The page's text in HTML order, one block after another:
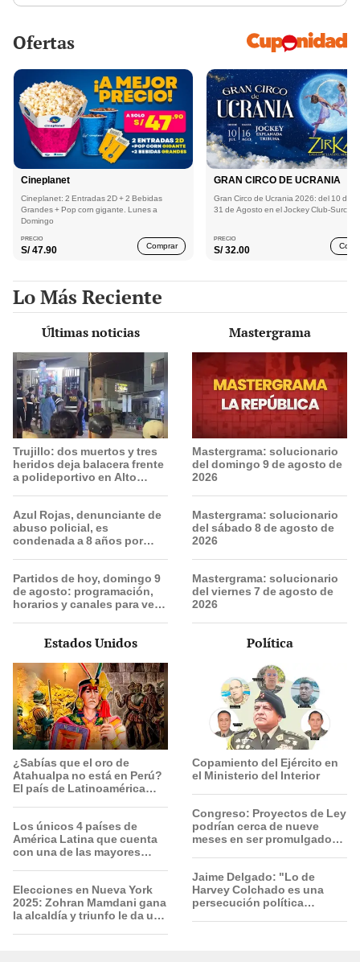
Ofertas
Cineplanet
Cineplanet: 2 Entradas 2D + 2 Bebidas
Grandes + Pop corn gigante. Lunes a
Domingo
PRECIO
S/47.90 Comprar
GRAN CIRCO DE UCRANIA
Gran Circo de Ucrania 2026: del 10 de
31 de Agosto en el Jockey Club-Surco
PRECIO
S/32.00
Lo Más Reciente
Últimas noticias
Trujillo: dos muertos y tres
heridos deja balacera frente
a polideportivo en Alto
Azul Rojas, denunciante de
abuso policial, es
condenada a 8 años por
Partidos de hoy, domingo 9
de agosto: programación,
horarios y canales para ver
Mastergrama
Mastergrama: solucionario
del domingo 9 de agosto de
2026
Mastergrama: solucionario
del sábado 8 de agosto de
2026
Mastergrama: solucionario
del viernes 7 de agosto de
2026
Estados Unidos
¿Sabías que el oro de
Atahualpa no está en Perú?
El país de Latinoamérica
Los únicos 4 países de
América Latina que cuenta
con una de las mayores
Elecciones en Nueva York
2025: Zohran Mamdani gana
la alcaldía y triunfo le da un
Política
Copamiento del Ejército en
el Ministerio del Interior
Congreso: Proyectos de Ley
podrían cerca de nueve
meses en ser promulgados
Jaime Delgado: "Lo de
Harvey Colchado es una
persecución política